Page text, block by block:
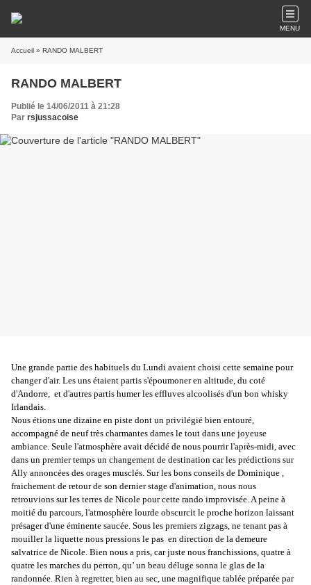
MENU
Accueil » RANDO MALBERT
RANDO MALBERT
Publié le 14/06/2011 à 21:28
Par rsjussacoise
Une grande partie des habituels du Lundi avaient choisi cette semaine pour
changer d'air. Les uns étaient partis s'époumoner en altitude, du coté
d'Andorre, et d'autres partis humer les effluves alcoolisés d'un bon whisky
Irlandais.
Nous étions une dizaine en piste dont un privilégié bien entouré,
accompagné de neuf très charmantes dames le tout dans une joyeuse
ambiance. Seule l'atmosphère avait décidé de nous pourrir l'après-midi, avec
dans un premier temps un changement de destination car les prédictions sur
Ally annoncées des orages musclés. Sur les bons conseils de Dominique ,
fraichement de retour de son dernier stage d'animation, nous nous
retrouvions sur les terres de Nicole pour cette rando improvisée. A peine à
moitié du parcours, l'atmosphère lourde obscurcit le proche horizon laissant
présager d'une éminente saucée. Sous les premiers zigzags, ne tenant pas à
mouiller la liquette nous pressions le pas en direction de la demeure
salvatrice de Nicole. Bien nous a pris, car juste nous franchissions, quatre à
quatre les marches du perron, qu’ un beau déluge sonna le glas de la
randonnée. Rien à regretter, bien au sec, une magnifique tablée préparée par